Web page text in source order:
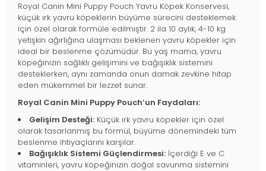
Royal Canin Mini Puppy Pouch Yavru Köpek Konservesi,
küçük ırk yavru köpeklerin büyüme sürecini desteklemek
için özel olarak formüle edilmiştir. 2 ila 10 aylık, 4-10 kg
yetişkin ağırlığına ulaşması beklenen yavru köpekler için
ideal bir beslenme çözümüdür. Bu yaş mama, yavru
köpeğinizin sağlıklı gelişimini ve bağışıklık sistemini
desteklerken, aynı zamanda onun damak zevkine hitap
eden mükemmel bir lezzet sunar.
Royal Canin Mini Puppy Pouch’un Faydaları:
Gelişim Desteği: Küçük ırk yavru köpekler için özel
olarak tasarlanmış bu formül, büyüme dönemindeki tüm
beslenme ihtiyaçlarını karşılar.
Bağışıklık Sistemi Güçlendirmesi: İçerdiği E ve C
vitaminleri, yavru köpeğinizin doğal savunma sistemini